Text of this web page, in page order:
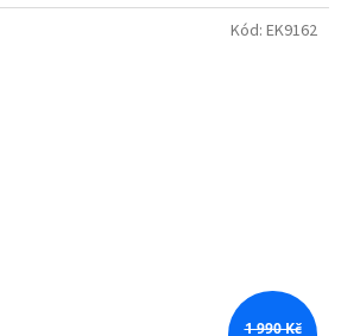
1 990 Kč
Kód: EK9162